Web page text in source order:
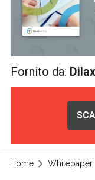
Fornito da:
Home Whitepaper